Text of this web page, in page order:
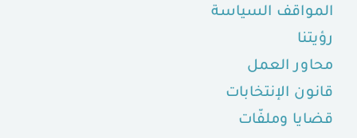
المواقف السياسة
رؤيتنا
محاور العمل
قانون الإنتخابات
قضايا وملفّات